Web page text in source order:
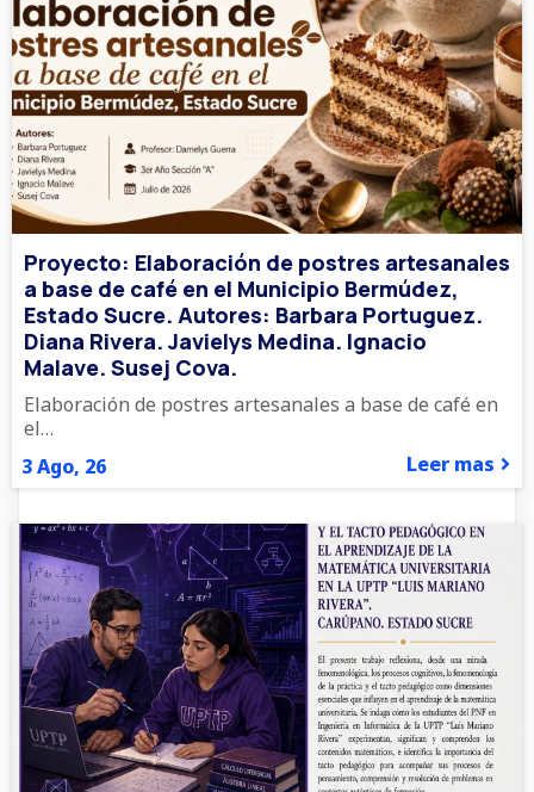
Proyecto: Elaboración de postres artesanales
a base de café en el Municipio Bermúdez,
Estado Sucre. Autores: Barbara Portuguez.
Diana Rivera. Javielys Medina. Ignacio
Malave. Susej Cova.
3Ago, 26
Elaboración de postres artesanales a base de café en
el…
Leer mas